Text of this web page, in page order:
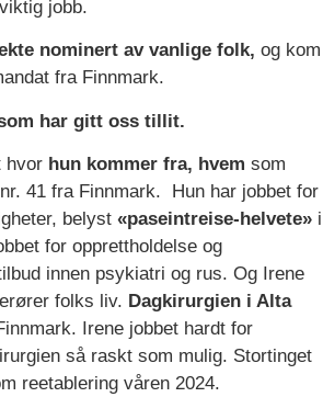
jobb.
nominert av vanlige folk, og kom
fra Finnmark.
har gitt oss tillit.
hvor hun kommer fra, hvem som
41 fra Finnmark. Hun har jobbet for
belyst «paseintreise-helvete» i
for opprettholdelse og
innen psykiatri og rus. Og Irene
folks liv. Dagkirurgien i Alta
Irene jobbet hardt for
så raskt som mulig. Stortinget
reetablering våren 2024.